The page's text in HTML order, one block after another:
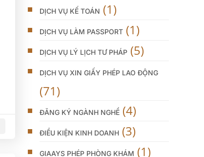
DỊCH VỤ KẾ TOÁN (1)
DỊCH VỤ LÀM PASSPORT (1)
DỊCH VỤ LÝ LỊCH TƯ PHÁP (5)
DỊCH VỤ XIN GIẤY PHÉP LAO ĐỘNG
(71)
ĐĂNG KÝ NGÀNH NGHỀ (4)
ĐIỀU KIỆN KINH DOANH (3)
GIAAYS PHÉP PHÒNG KHÁM (1)